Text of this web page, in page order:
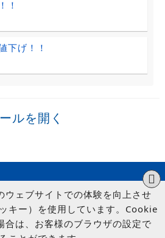
！
下げ！！
ルを開く
ウェブサイトでの体験を向上させ
キー）を使用しています。Cookie
合は、お客様のブラウザの設定で